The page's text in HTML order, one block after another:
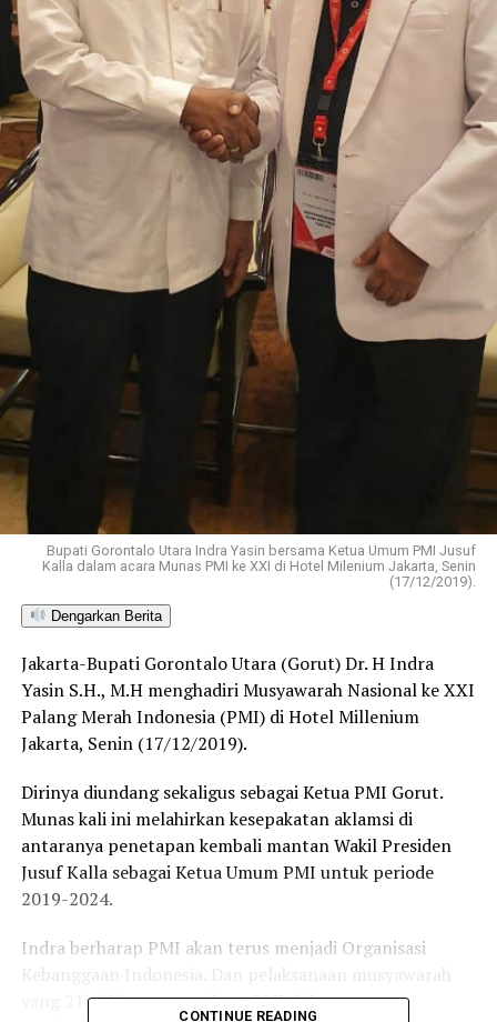
Bupati Gorontalo Utara Indra Yasin bersama Ketua Umum PMI Jusuf
Kalla dalam acara Munas PMI ke XXI di Hotel Milenium Jakarta, Senin
(17/12/2019).
Dengarkan Berita
Jakarta-Bupati Gorontalo Utara (Gorut) Dr. H Indra
Yasin S.H., M.H menghadiri Musyawarah Nasional ke XXI
Palang Merah Indonesia (PMI) di Hotel Millenium
Jakarta, Senin (17/12/2019).
Dirinya diundang sekaligus sebagai Ketua PMI Gorut.
Munas kali ini melahirkan kesepakatan aklamsi di
antaranya penetapan kembali mantan Wakil Presiden
Jusuf Kalla sebagai Ketua Umum PMI untuk periode
2019-2024.
Indra berharap PMI akan terus menjadi Organisasi
Kebanggaan Indonesia. Dan pelaksanaan musyawarah
yang 21ini bisa memperkuat PMI dalam upaya
CONTINUE READING